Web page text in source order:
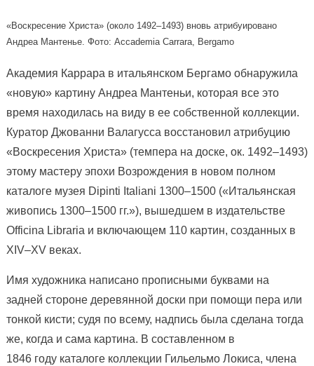
«Воскресение Христа» (около1492–1493) вновь атрибуировано
Андреа Мантенье. Фото: Accademia Carrara, Bergamo
Академия Каррара в итальянском Бергамо обнаружила
«новую» картину Андреа Мантеньи, которая все это
время находилась на виду в ее собственной коллекции.
Куратор Джованни Валагусса восстановил атрибуцию
«Воскресения Христа» (темпера на доске, ок. 1492–1493)
этому мастеру эпохи Возрождения в новом полном
каталоге музея Dipinti Italiani 1300–1500 («Итальянская
живопись 1300–1500 гг.»), вышедшем в издательстве
Officina Libraria и включающем 110 картин, созданных в
XIV–XV веках.
Имя художника написано прописными буквами на
задней стороне деревянной доски при помощи пера или
тонкой кисти; судя по всему, надпись была сделана тогда
же, когда и сама картина. В составленном в
1846 году каталоге коллекции Гильельмо Локиса, члена